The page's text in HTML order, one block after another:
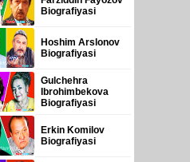
Biografiyasi
Hoshim Arslonov
Biografiyasi
Gulchehra
Ibrohimbekova
Biografiyasi
Erkin Komilov
Biografiyasi